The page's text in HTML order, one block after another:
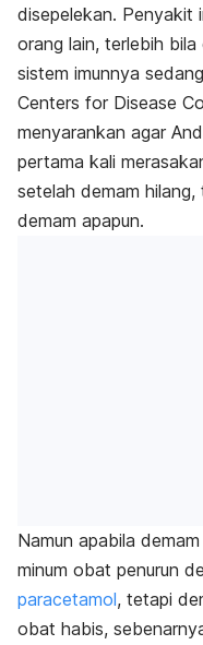
disepelekan. Penyakit
orang lain, terlebih
sistem imunnya
Centers for Disease
menyarankan agar
pertama kali
setelah demam
demam apapun.
Namun apabila
minum obat penurun
paracetamol, tetapi
obat habis,